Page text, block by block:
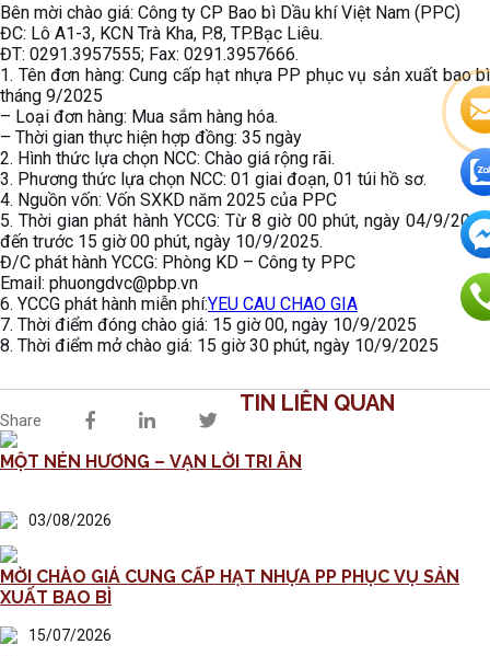
Bên mời chào giá: Công ty CP Bao bì Dầu khí Việt Nam (PPC)
ĐC: Lô A1-3, KCN Trà Kha, P.8, TP.Bạc Liêu.
ĐT: 0291.3957555; Fax: 0291.3957666.
1. Tên đơn hàng: Cung cấp hạt nhựa PP phục vụ sản xuất bao bì
tháng 9/2025
– Loại đơn hàng: Mua sắm hàng hóa.
– Thời gian thực hiện hợp đồng: 35 ngày
2. Hình thức lựa chọn NCC: Chào giá rộng rãi.
3. Phương thức lựa chọn NCC: 01 giai đoạn, 01 túi hồ sơ.
4. Nguồn vốn: Vốn SXKD năm 2025 của PPC
5. Thời gian phát hành YCCG: Từ 8 giờ 00 phút, ngày 04/9/2025
đến trước 15 giờ 00 phút, ngày 10/9/2025.
Đ/C phát hành YCCG: Phòng KD – Công ty PPC
Email: phuongdvc@pbp.vn
6. YCCG phát hành miễn phí:YEU CAU CHAO GIA
7. Thời điểm đóng chào giá: 15 giờ 00, ngày 10/9/2025
8. Thời điểm mở chào giá: 15 giờ 30 phút, ngày 10/9/2025
Share
TIN LIÊN QUAN
MỘT NÉN HƯƠNG – VẠN LỜI TRI ÂN
03/08/2026
MỜI CHÀO GIÁ CUNG CẤP HẠT NHỰA PP PHỤC VỤ SẢN
XUẤT BAO BÌ
15/07/2026